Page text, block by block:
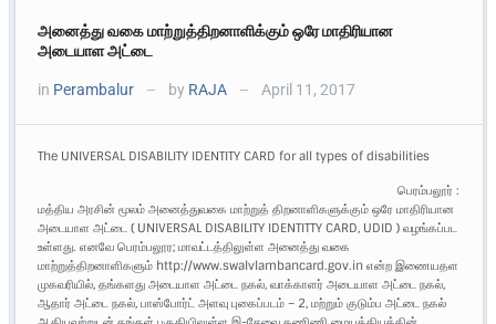
அனைத்து வகை மாற்றுத்திறனாளிக்கும் ஒரே மாதிரியான
அடையாள அட்டை
in Perambalur — by RAJA — April 11, 2017
The UNIVERSAL DISABILITY IDENTITY CARD for all types of disabilities
பெரம்பலூர் :
மத்திய அரசின் மூலம் அனைத்துவகை மாற்றுத் திறனாளிகளுக்கும் ஒரே மாதிரியான
அடையாள அட்டை ( UNIVERSAL DISABILITY IDENTITTY CARD, UDID ) வழங்கப்பட
உள்ளது. எனவே பெரம்பலூர; மாவட்டத்திலுள்ள அனைத்து வகை
மாற்றுத்திறனாளிகளும் http://www.swalvlambancard.gov.in என்ற இணையதள
முகவரியில், தங்களது அடையாள அட்டை நகல், வாக்காளர் அடையாள அட்டை நகல்,
ஆதார் அட்டை நகல், பாஸ்போர்ட் அளவு புகைப்படம் – 2, மற்றும் குடும்ப அட்டை நகல்